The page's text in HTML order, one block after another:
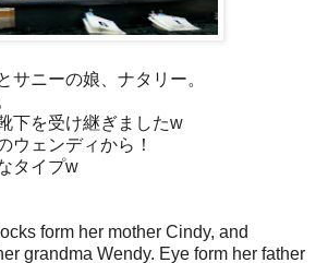
サニーの娘、ナタリー。
下を受け継ぎましたw
ウェンディから！
タイプw
form her mother Cindy, and
grandma Wendy. Eye form her father